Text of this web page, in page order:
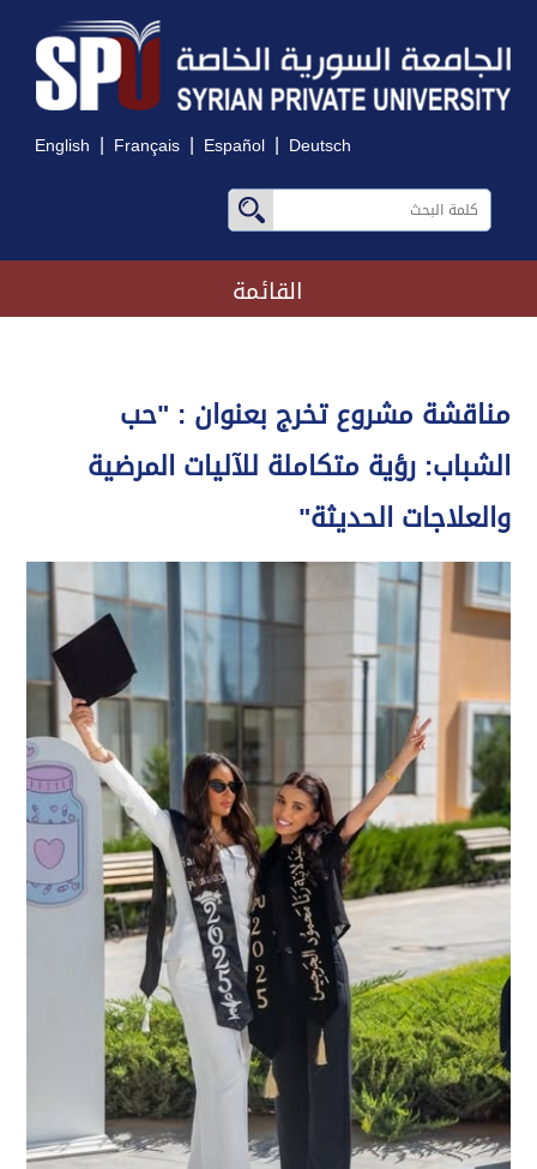
English | Français | Español | Deutsch
القائمة
مناقشة مشروع تخرج بعنوان : "حب
الشباب: رؤية متكاملة للآليات المرضية
والعلاجات الحديثة"